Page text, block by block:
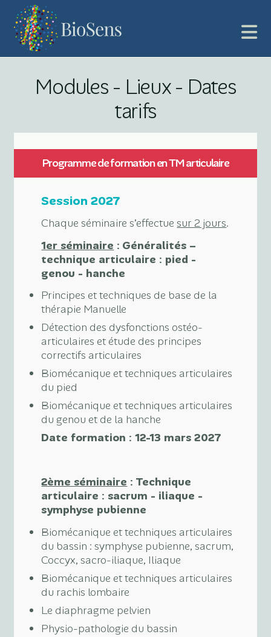
Modules - Lieux - Dates
tarifs
Programme de formation en TM articulaire
Session 2027
Chaque séminaire s’effectuesur 2 jours.
1er séminaire : Généralités –
technique articulaire : pied -
genou - hanche
Principes et techniques de base de la
thérapie Manuelle
Détection des dysfonctions ostéo-
articulaires et étude des principes
correctifs articulaires
Biomécanique et techniques articulaires
du pied
Biomécanique et techniques articulaires
du genou et de la hanche
Date formation : 12-13 mars 2027
2ème séminaire : Technique
articulaire : sacrum - iliaque -
symphyse pubienne
Biomécanique et techniques articulaires
du bassin : symphyse pubienne, sacrum,
Coccyx, sacro-iliaque, Iliaque
Biomécanique et techniques articulaires
du rachis lombaire
Le diaphragme pelvien
Physio-pathologie du bassin